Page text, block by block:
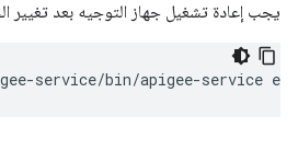
يجب إعادة تشغيل جهاز التوجيه بعد تغيير
service/bin/apigee-service